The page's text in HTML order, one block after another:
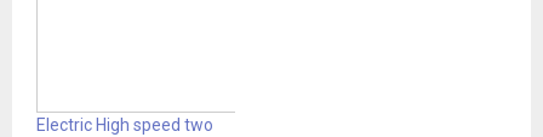
Electric High speed two